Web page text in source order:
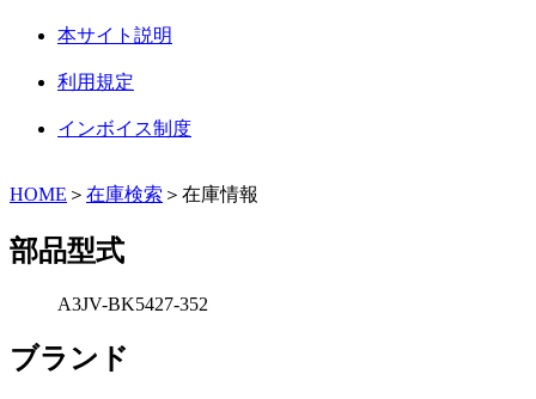
本サイト説明
利用規定
インボイス制度
HOME ＞ 在庫検索 ＞在庫情報
部品型式
A3JV-BK5427-352
ブランド